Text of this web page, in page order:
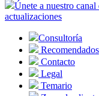
Únete a nuestro
actualizaciones
Consultoría
Recomendados
Contacto
Legal
Temario